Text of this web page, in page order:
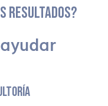
RESULTADOS?